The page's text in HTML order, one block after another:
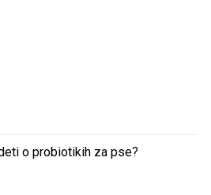
o probiotikih za pse?